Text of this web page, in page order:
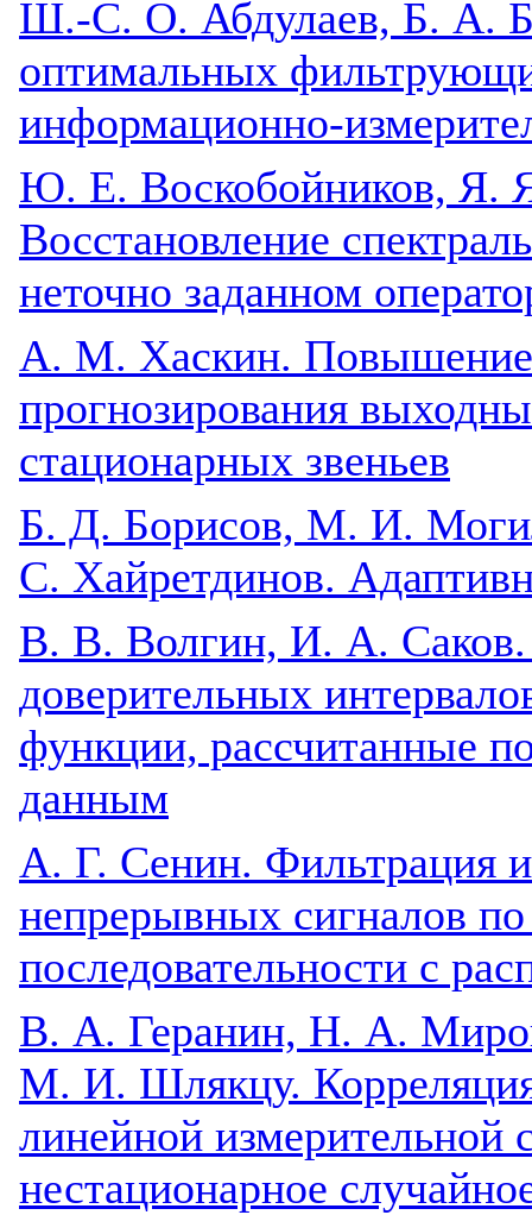
Ш.-С. О. Абдулаев, Б. А.
оптимальных
информационно-
Ю. Е. Воскобойников, Я.
Восстановление
неточно заданном
A. М. Хаскин. Повышение
прогнозирования
стационарных звеньев
Б. Д. Борисов, М. И.
С. Хайретдинов.
B. В. Волгин, И. А. Саков.
доверительных
функции, рассчитанные
данным
A. Г. Сенин. Фильтрация
непрерывных сигналов
последовательности с
B. А. Геранин, Н. А.
М. И. Шлякцу. Корреляция
линейной измерительной
нестационарное